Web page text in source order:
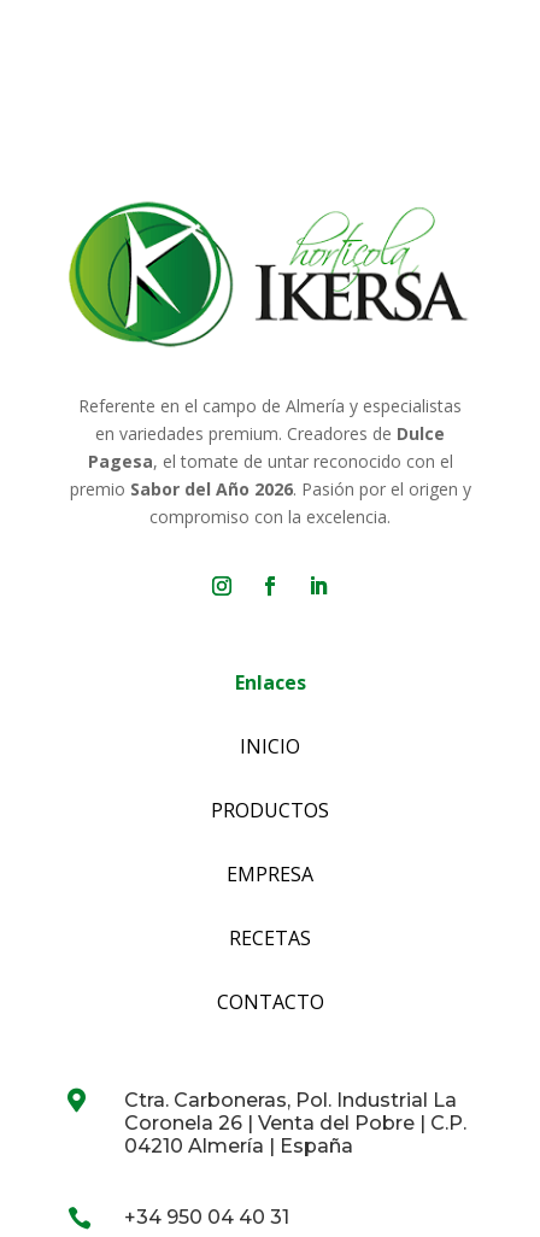
Referente en el campo de Almería y especialistas
en variedades premium. Creadores de Dulce
Pagesa, el tomate de untar reconocido con el
premio Sabor del Año 2026. Pasión por el origen y
compromiso con la excelencia.
Enlaces
INICIO
PRODUCTOS
EMPRESA
RECETAS
CONTACTO

Ctra. Carboneras, Pol. Industrial La
Coronela 26 | Venta del Pobre | C.P.
04210 Almería | España
 +34 950 04 40 31